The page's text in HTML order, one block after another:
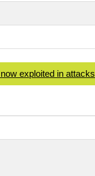
exploited in attacks